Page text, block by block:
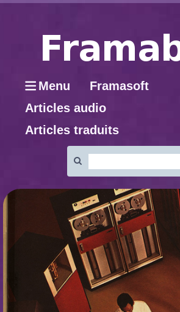
Menu
Framasoft
Articles audio
Articles traduits
: